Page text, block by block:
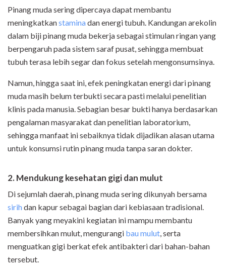
Pinang muda sering dipercaya dapat membantu
meningkatkanstaminadan energi tubuh. Kandungan arekolin
dalam biji pinang muda bekerja sebagai stimulan ringan yang
berpengaruh pada sistem saraf pusat, sehingga membuat
tubuh terasa lebih segar dan fokus setelah mengonsumsinya.
Namun, hingga saat ini, efek peningkatan energi dari pinang
muda masih belum terbukti secara pasti melalui penelitian
klinis pada manusia. Sebagian besar bukti hanya berdasarkan
pengalaman masyarakat dan penelitian laboratorium,
sehingga manfaat ini sebaiknya tidak dijadikan alasan utama
untuk konsumsi rutin pinang muda tanpa saran dokter.
2. Mendukung kesehatan gigi dan mulut
Di sejumlah daerah, pinang muda sering dikunyah bersama
sirihdan kapur sebagai bagian dari kebiasaan tradisional.
Banyak yang meyakini kegiatan ini mampu membantu
membersihkan mulut, mengurangi bau mulut, serta
menguatkan gigi berkat efek antibakteri dari bahan-bahan
tersebut.